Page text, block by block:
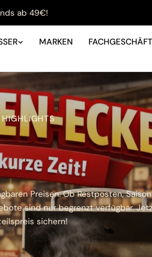
ab 49€!
MARKEN
FACHGESCHÄFT
HIGHLIGHTS
Preisen. Ob Restposten,
sind nur begrenzt verfügbar.
sichern!